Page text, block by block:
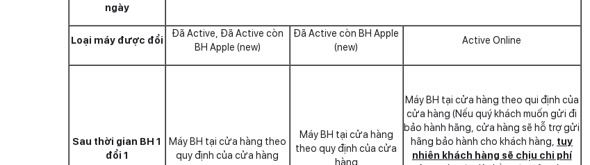
ngày
Loại máy được đổi
Đã Active, Đã Active còn
BH Apple (new)
Đã Active còn BH Apple
(new)
Active Online
Sau thời gian BH 1
đổi 1
Máy BH tại cửa hàng theo
quy định của cửa hàng
Máy BH tại cửa hàng
theo quy định của cửa
hàng
Máy BH tại cửa hàng theo qui định của
cửa hàng (Nếu quý khách muốn gửi đi
bảo hành hãng, cửa hàng sẽ hỗ trợ gửi
hãng bảo hành cho khách hàng, tuy
nhiên khách hàng sẽ chịu chi phí